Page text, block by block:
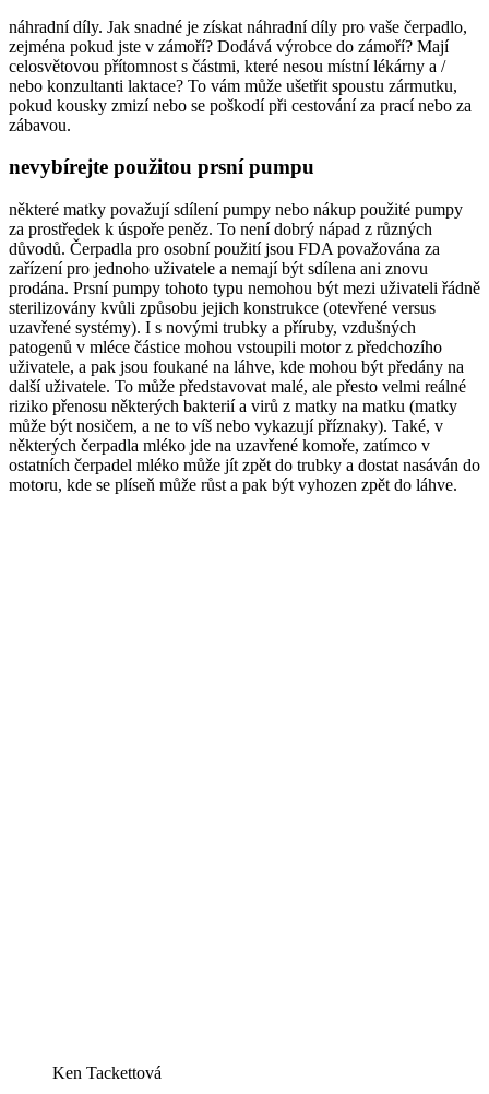
náhradní díly. Jak snadné je získat náhradní díly pro vaše čerpadlo,
zejména pokud jste v zámoří? Dodává výrobce do zámoří? Mají
celosvětovou přítomnost s částmi, které nesou místní lékárny a /
nebo konzultanti laktace? To vám může ušetřit spoustu zármutku,
pokud kousky zmizí nebo se poškodí při cestování za prací nebo za
zábavou.
nevybírejte použitou prsní pumpu
některé matky považují sdílení pumpy nebo nákup použité pumpy
za prostředek k úspoře peněz. To není dobrý nápad z různých
důvodů. Čerpadla pro osobní použití jsou FDA považována za
zařízení pro jednoho uživatele a nemají být sdílena ani znovu
prodána. Prsní pumpy tohoto typu nemohou být mezi uživateli řádně
sterilizovány kvůli způsobu jejich konstrukce (otevřené versus
uzavřené systémy). I s novými trubky a příruby, vzdušných
patogenů v mléce částice mohou vstoupili motor z předchozího
uživatele, a pak jsou foukané na láhve, kde mohou být předány na
další uživatele. To může představovat malé, ale přesto velmi reálné
riziko přenosu některých bakterií a virů z matky na matku (matky
může být nosičem, a ne to víš nebo vykazují příznaky). Také, v
některých čerpadla mléko jde na uzavřené komoře, zatímco v
ostatních čerpadel mléko může jít zpět do trubky a dostat nasáván do
motoru, kde se plíseň může růst a pak být vyhozen zpět do láhve.
Ken Tackettová